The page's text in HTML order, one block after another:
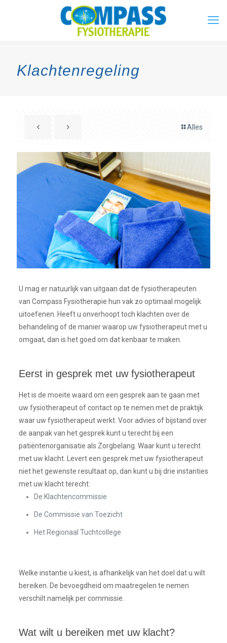
Klachtenregeling
Alles
U mag er natuurlijk van uitgaan dat de fysiotherapeuten
van Compass Fysiotherapie hun vak zo optimaal mogelijk
uitoefenen. Heeft u onverhoopt toch klachten over de
behandeling of de manier waarop uw fysiotherapeut met u
omgaat, dan is het goed om dat kenbaar te maken.
Eerst in gesprek met uw fysiotherapeut
Het is de moeite waard om een gesprek aan te gaan met
uw fysiotherapeut of contact op te nemen met de praktijk
waar uw fysiotherapeut werkt. Voor advies of bijstand over
de aanpak van het gesprek kunt u terecht bij een
patiëntenorganisatie als Zorgbelang. Waar kunt u terecht
met uw klacht. Levert een gesprek met uw fysiotherapeut
niet het gewenste resultaat op, dan kunt u bij drie instanties
met uw klacht terecht:
De Klachtencommissie
De Commissie van Toezicht
Het Regionaal Tuchtcollege
Welke instantie u kiest, is afhankelijk van het doel dat u wilt
bereiken. De bevoegdheid om maatregelen te nemen
verschilt namelijk per commissie.
Wat wilt u bereiken met uw klacht?